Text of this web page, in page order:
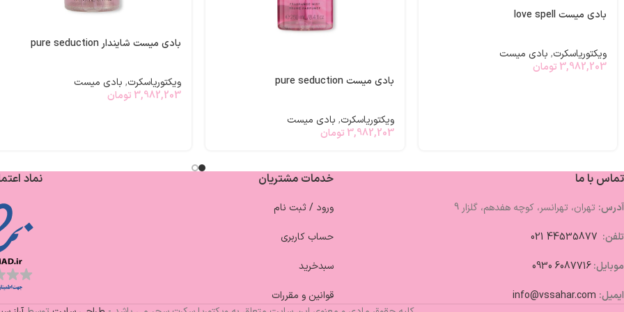
بادی میست love spell
ویکتوریاسکرت, بادی میست
3,982,203 تومان
بادی میست pure seduction
ویکتوریاسکرت, بادی میست
3,982,203 تومان
بادی میست شایندار pure seduction
ویکتوریاسکرت, بادی میست
3,982,203 تومان
تماس با ما
آدرس: تهران، تهرانسر، کوچه هفدهم، گلزار 9
تلفن:
موبایل:6087716 0930
ایمیل: info@vssahar.com
خدمات مشتریان
ورود / ثبت نام
حساب کاربری
سبدخرید
قوانین و مقررات
نماد